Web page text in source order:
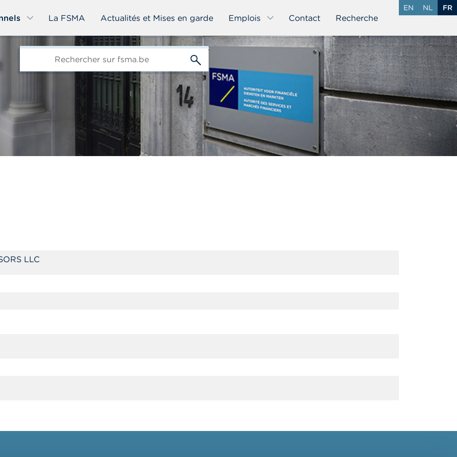
La FSMA Actualités et Mises en garde Emplois Contact Recherche
EN NL FR
LLC